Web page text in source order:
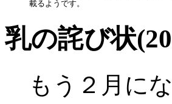
乳の詫び状
もう２月に